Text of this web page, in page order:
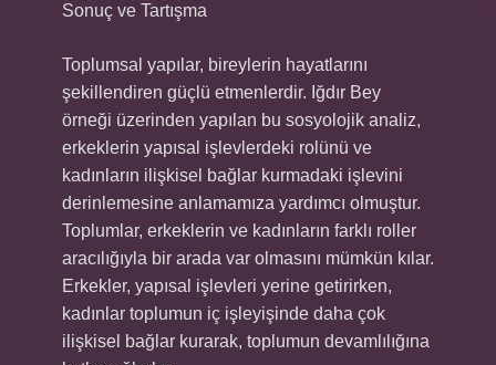
Sonuç ve Tartışma
Toplumsal yapılar, bireylerin hayatlarını
şekillendiren güçlü etmenlerdir. Iğdır Bey
örneği üzerinden yapılan bu sosyolojik analiz,
erkeklerin yapısal işlevlerdeki rolünü ve
kadınların ilişkisel bağlar kurmadaki işlevini
derinlemesine anlamamıza yardımcı olmuştur.
Toplumlar, erkeklerin ve kadınların farklı roller
aracılığıyla bir arada var olmasını mümkün kılar.
Erkekler, yapısal işlevleri yerine getirirken,
kadınlar toplumun iç işleyişinde daha çok
ilişkisel bağlar kurarak, toplumun devamlılığına